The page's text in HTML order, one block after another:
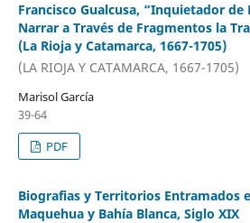
Francisco Gualcusa, “Inquietador de
Narrar a Través de Fragmentos la
(La Rioja y Catamarca, 1667-1705)
(LA RIOJA Y CATAMARCA, 1667-1705)
Marisol García
39-64
PDF
Biografias y Territorios Entramados
Maquehua y Bahía Blanca, Siglo XIX